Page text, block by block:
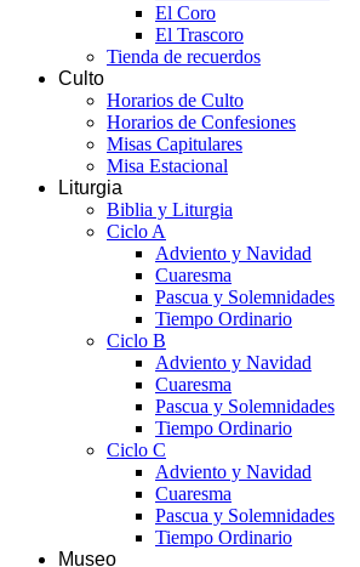
El Coro
El Trascoro
Tienda de recuerdos
Culto
Horarios de Culto
Horarios de Confesiones
Misas Capitulares
Misa Estacional
Liturgia
Biblia y Liturgia
Ciclo A
Adviento y Navidad
Cuaresma
Pascua y Solemnidades
Tiempo Ordinario
Ciclo B
Adviento y Navidad
Cuaresma
Pascua y Solemnidades
Tiempo Ordinario
Ciclo C
Adviento y Navidad
Cuaresma
Pascua y Solemnidades
Tiempo Ordinario
Museo